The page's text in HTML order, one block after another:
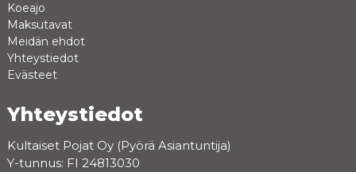
Koeajo
Maksutavat
Meidän ehdot
Yhteystiedot
Evästeet
Yhteystiedot
Kultaiset Pojat Oy (Pyörä Asiantuntija)
Y-tunnus: FI 24813030